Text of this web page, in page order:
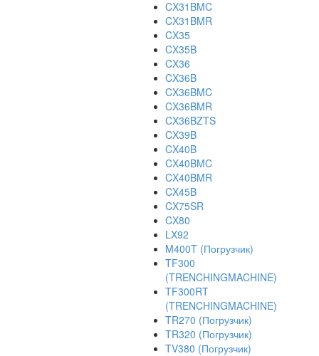
CX31BMC
CX31BMR
CX35
CX35B
CX36
CX36B
CX36BMC
CX36BMR
CX36BZTS
CX39B
CX40B
CX40BMC
CX40BMR
CX45B
CX75SR
CX80
LX92
M400T (Погрузчик)
TF300
(TRENCHINGMACHINE)
TF300RT
(TRENCHINGMACHINE)
TR270 (Погрузчик)
TR320 (Погрузчик)
TV380 (Погрузчик)